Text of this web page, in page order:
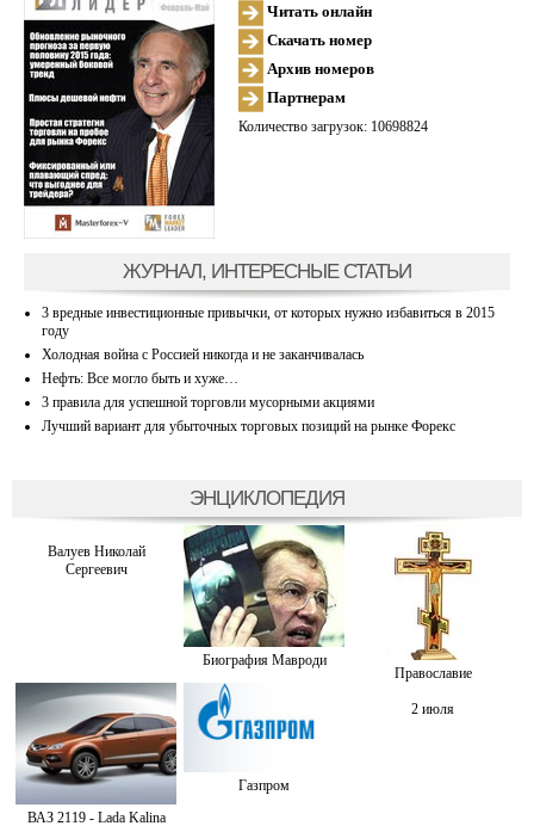
Читать онлайн
Скачать номер
Архив номеров
Партнерам
Количество загрузок: 10698824
ЖУРНАЛ, ИНТЕРЕСНЫЕ СТАТЬИ
3 вредные инвестиционные привычки, от которых нужно избавиться в 2015
году
Холодная война с Россией никогда и не заканчивалась
Нефть: Все могло быть и хуже…
3 правила для успешной торговли мусорными акциями
Лучший вариант для убыточных торговых позиций на рынке Форекс
ЭНЦИКЛОПЕДИЯ
Валуев Николай
Сергеевич
Биография Мавроди
Православие
ВАЗ 2119 - Lada Kalina
Газпром
2 июля